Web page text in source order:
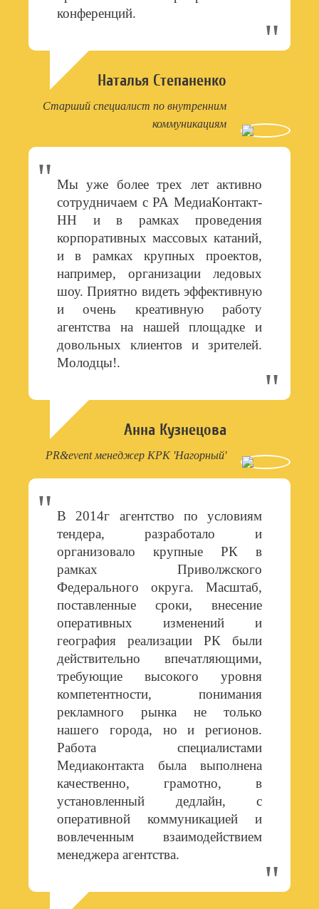
конференций.
Наталья Степаненко
Старший специалист по внутренним
коммуникациям
Мы уже более трех лет активно
сотрудничаем с РА МедиаКонтакт-
НН и в рамках проведения
корпоративных массовых катаний,
и в рамках крупных проектов,
например, организации ледовых
шоу. Приятно видеть эффективную
и очень креативную работу
агентства на нашей площадке и
довольных клиентов и зрителей.
Молодцы!.
Анна Кузнецова
PR&event менеджер КРК 'Нагорный'
В 2014г агентство по условиям
тендера, разработало и
организовало крупные РК в
рамках Приволжского
Федерального округа. Масштаб,
поставленные сроки, внесение
оперативных изменений и
география реализации РК были
действительно впечатляющими,
требующие высокого уровня
компетентности, понимания
рекламного рынка не только
нашего города, но и регионов.
Работа специалистами
Медиаконтакта была выполнена
качественно, грамотно, в
установленный дедлайн, с
оперативной коммуникацией и
вовлеченным взаимодействием
менеджера агентства.